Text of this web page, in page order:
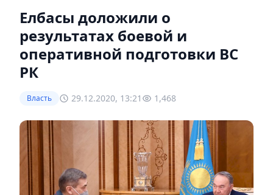
Елбасы доложили о
результатах боевой и
оперативной подготовки ВС
РК
Власть 29.12.2020, 13:21 1,468